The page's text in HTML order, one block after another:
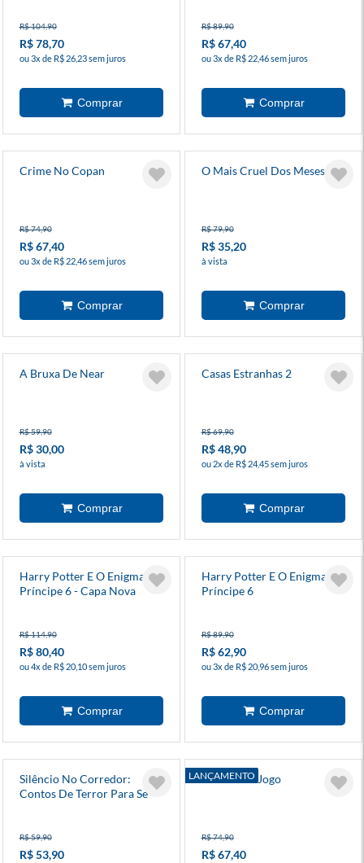
R$ 104,90
R$ 78,70
ou 3x de R$ 26,23 sem juros
R$ 89,90
R$ 67,40
ou 3x de R$ 22,46 sem juros
Crime No Copan
R$ 74,90
R$ 67,40
ou 3x de R$ 22,46 sem juros
O Mais Cruel Dos Meses 3
R$ 79,90
R$ 35,20
à vista
A Bruxa De Near
R$ 59,90
R$ 30,00
à vista
Casas Estranhas 2
R$ 69,90
R$ 48,90
ou 2x de R$ 24,45 sem juros
Harry Potter E O Enigma Do
Príncipe 6 - Capa Nova
R$ 114,90
R$ 80,40
ou 4x de R$ 20,10 sem juros
Harry Potter E O Enigma Do
Príncipe 6
R$ 89,90
R$ 62,90
ou 3x de R$ 20,96 sem juros
Silêncio No Corredor:
Contos De Terror Para Se
R$ 59,90
R$ 53,90
LANÇAMENTO
Abrindo O Jogo
R$ 74,90
R$ 67,40